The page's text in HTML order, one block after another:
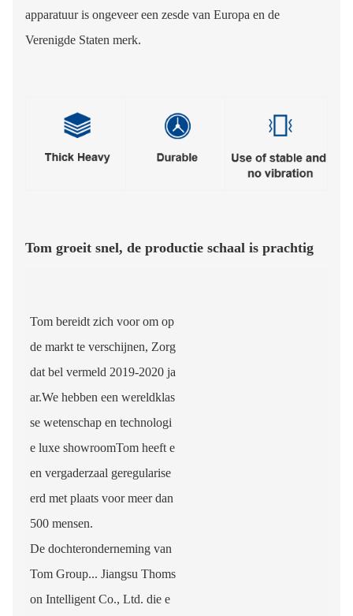
apparatuur is ongeveer een zesde van Europa en de
Verenigde Staten merk.
Tom groeit snel, de productie schaal is prachtig
Tom bereidt zich voor om op
de markt te verschijnen, Zorg
dat bel vermeld 2019-2020 ja
ar.We hebben een wereldklas
se wetenschap en technologi
e luxe showroomTom heeft e
en vergaderzaal geregularise
erd met plaats voor meer dan
500 mensen.
De dochteronderneming van
Tom Group... Jiangsu Thoms
on Intelligent Co., Ltd. die e